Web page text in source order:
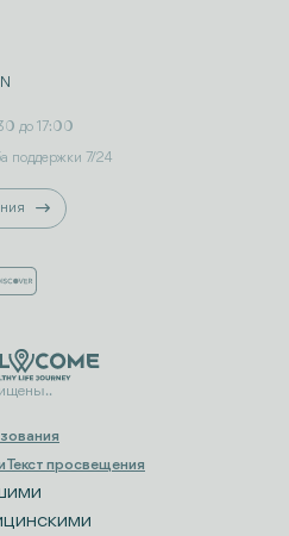
до 17:00
поддержки 7/24
Текст просвещения